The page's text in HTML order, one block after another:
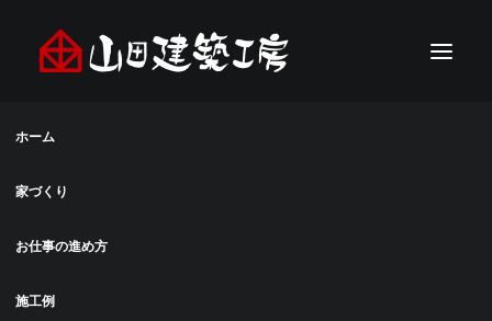
ホーム
家づくり
お仕事の進め方
施工例